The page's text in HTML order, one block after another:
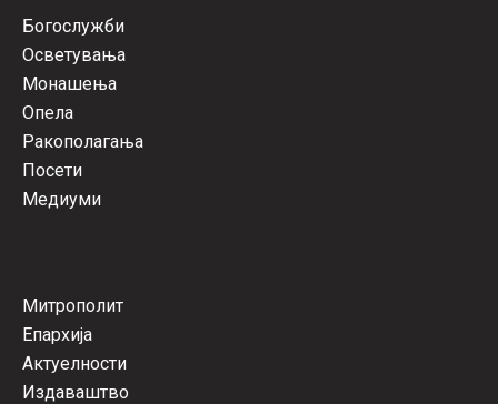
Богослужби
Осветувања
Монашења
Опела
Ракополагања
Посети
Медиуми
Митрополит
Епархија
Актуелности
Издаваштво